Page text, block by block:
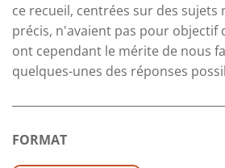
ce recueil, centrées sur des sujets
précis, n'avaient pas pour objectif
ont cependant le mérite de nous
quelques-unes des réponses
FORMAT